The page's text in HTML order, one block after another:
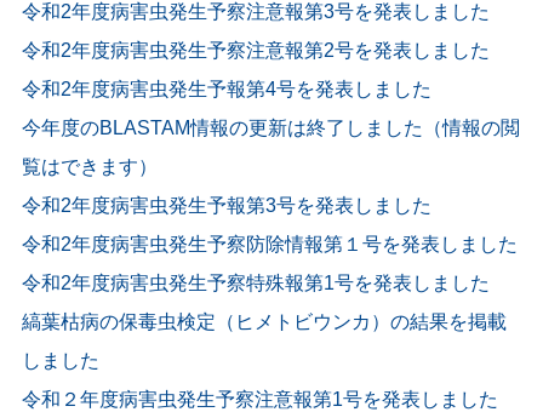
令和2年度病害虫発生予察注意報第3号を発表しました
令和2年度病害虫発生予察注意報第2号を発表しました
令和2年度病害虫発生予報第4号を発表しました
今年度のBLASTAM情報の更新は終了しました（情報の閲
覧はできます）
令和2年度病害虫発生予報第3号を発表しました
令和2年度病害虫発生予察防除情報第１号を発表しました
令和2年度病害虫発生予察特殊報第1号を発表しました
縞葉枯病の保毒虫検定（ヒメトビウンカ）の結果を掲載
しました
令和２年度病害虫発生予察注意報第1号を発表しました